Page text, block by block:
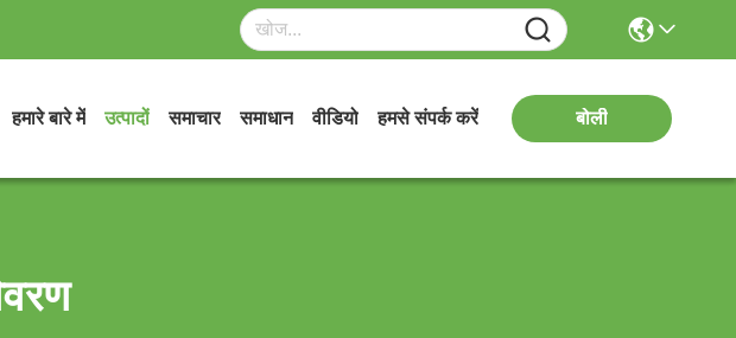
हमारे बारे में उत्पादों समाचार समाधान वीडियो हमसे संपर्क करें बोली